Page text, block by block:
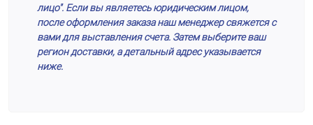
лицо". Если вы являетесь юридическим лицом,
после оформления заказа наш менеджер свяжется с
вами для выставления счета. Затем выберите ваш
регион доставки, а детальный адрес указывается
ниже.